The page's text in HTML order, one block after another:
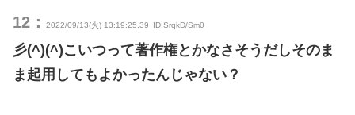
12： 2022/09/13(火) 13:19:25.39 ID:SrqkD/Sm0
彡(^)(^)こいつって著作権とかなさそうだしそのま
ま起用してもよかったんじゃない？